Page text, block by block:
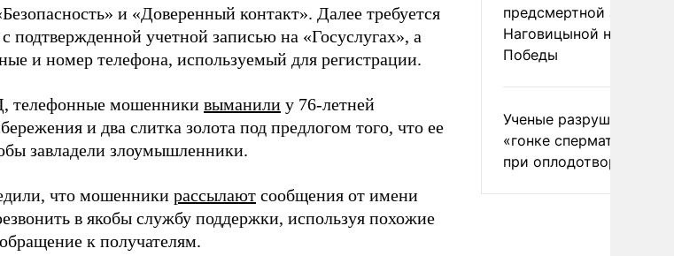
и «Доверенный контакт». Далее требуется
с подтвержденной учетной записью на «Госуслугах», а
и номер телефона, используемый для регистрации.
телефонные мошенники выманили у 76-летней
и два слитка золота под предлогом того, что ее
завладели злоумышленники.
что мошенники рассылают сообщения от имени
в якобы службу поддержки, используя похожие
к получателям.
предсмертной записки
Наговицыной на пике
Победы
Ученые разрушили миф
«гонке
при оплодотворении